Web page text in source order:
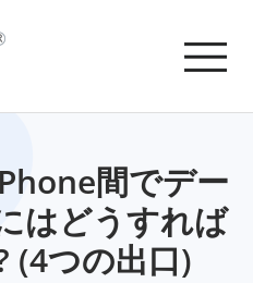
間でデー
はどうすれば
(4つの出口)